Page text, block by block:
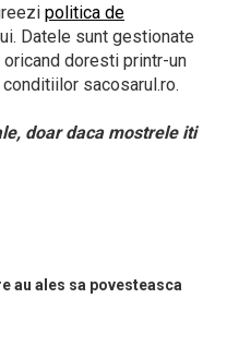
politica de
Datele sunt gestionate
doresti printr-un
sacosarul.ro.
doar daca mostrele iti
au ales sa povesteasca